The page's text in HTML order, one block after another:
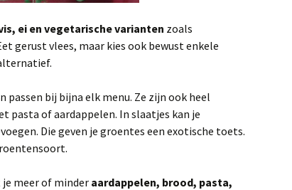
ei en vegetarische varianten zoals
gerust vlees, maar kies ook bewust enkele
bij bijna elk menu. Ze zijn ook heel
pasta of aardappelen. In slaatjes kan je
Die geven je groentes een exotische toets.
meer of minder aardappelen, brood, pasta,